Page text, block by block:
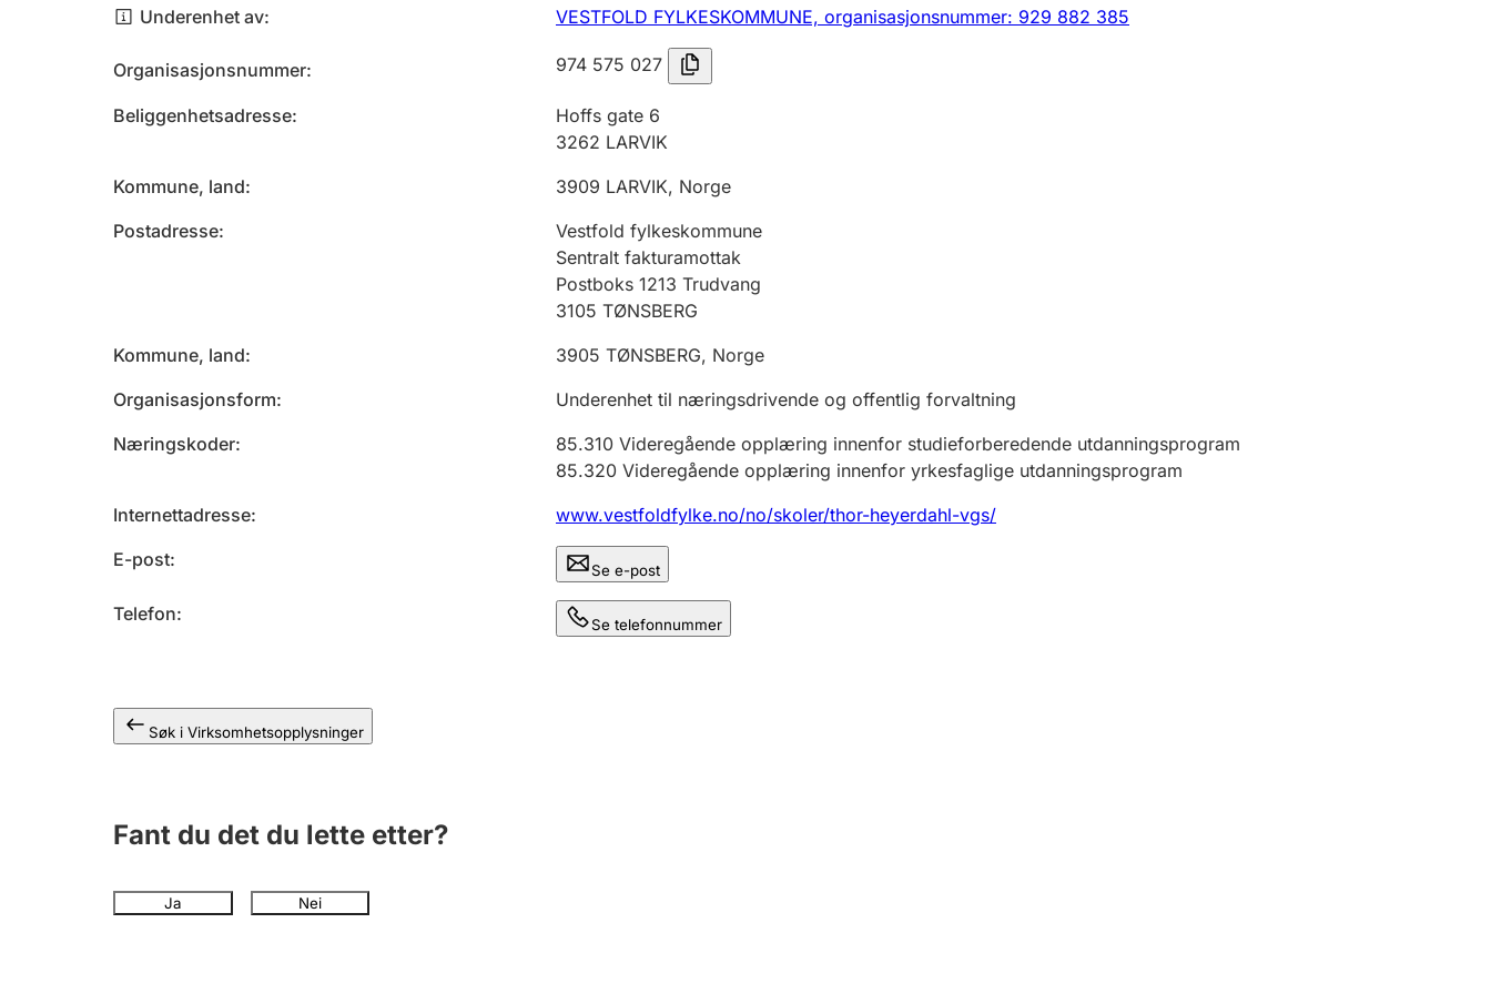
Underenhet av VESTFOLD FYLKESKOMMUNE, organisasjonsnummer: 929 882 385
Organisasjonsnummer 974 575 027
Beliggenhetsadresse
Hoffs gate 6
3262 LARVIK
Kommune, land
3909 LARVIK, Norge
Postadresse
Vestfold fylkeskommune
Sentralt fakturamottak
Postboks 1213 Trudvang
3105 TØNSBERG
Kommune, land
3905 TØNSBERG, Norge
Organisasjonsform
Underenhet til næringsdrivende og offentlig forvaltning
Næringskoder
85.310 Videregående opplæring innenfor studieforberedende utdanningsprogram
85.320 Videregående opplæring innenfor yrkesfaglige utdanningsprogram
Internettadresse
www.vestfoldfylke.no/no/skoler/thor-heyerdahl-vgs/
E-post
Se e-post
Telefon Se telefonnummer
Søk i Virksomhetsopplysninger
Fant du det du lette etter?
Ja Nei